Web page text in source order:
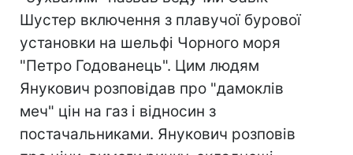
Шустер включення з плавучої бурової
установки на шельфі Чорного моря
"Петро Годованець". Цим людям
Янукович розповідав про "дамоклів
меч" цін на газ і відносин з
постачальниками. Янукович розповів